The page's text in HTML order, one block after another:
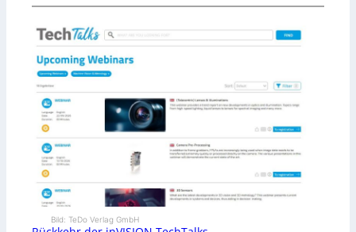
Bild: TeDo Verlag GmbH